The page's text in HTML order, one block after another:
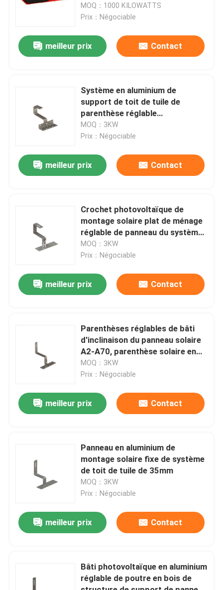
Vidéos
Exposition de VR
Visite d'usine
Contrôle de qualité
Contactez-nous
picovolte solaire montant des systèmes
toit de tuile
MOQ：1000 KILOWATTS
Prix：Négociable
meilleur prix Contact
Système en aluminium de
support de toit de tuile de
parenthèse réglable
photovoltaïque de panneau
solaire de résidence
MOQ：3KW
Prix：Négociable
meilleur prix Contact
Crochet photovoltaïque de
montage solaire plat de ménage
réglable de panneau du système
88m/S de toit de tuile de
résidence
MOQ：3KW
Prix：Négociable
meilleur prix Contact
Parenthèses réglables de bâti
d'inclinaison du panneau solaire
A2-A70, parenthèse solaire en
aluminium de toit de tuile
MOQ：3KW
Prix：Négociable
meilleur prix Contact
Panneau en aluminium de
montage solaire fixe de système
de toit de tuile de 35mm
MOQ：3KW
Prix：Négociable
meilleur prix Contact
Bâti photovoltaïque en aluminium
réglable de poutre en bois de